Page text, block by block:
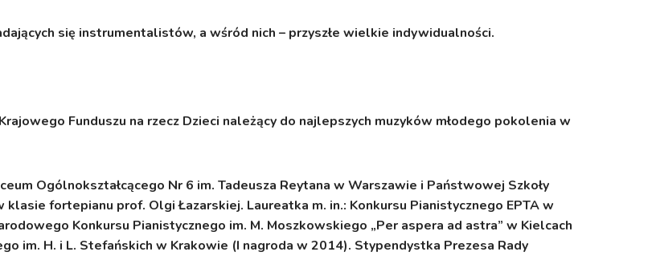
się instrumentalistów, a wśród nich – przyszłe wielkie indywidualności.
Funduszu na rzecz Dzieci należący do najlepszych muzyków młodego pokolenia w
Ogólnokształcącego Nr 6 im. Tadeusza Reytana w Warszawie i Państwowej Szkoły
fortepianu prof. Olgi Łazarskiej. Laureatka m. in.: Konkursu Pianistycznego EPTA w
Konkursu Pianistycznego im. M. Moszkowskiego „Per aspera ad astra” w Kielcach
im. H. i L. Stefańskich w Krakowie (I nagroda w 2014). Stypendystka Prezesa Rady